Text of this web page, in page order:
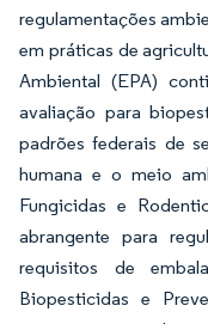
regulamentações
em práticas de
Ambiental (EPA)
avaliação para
padrões federais de
humana e o meio
Fungicidas e
abrangente para
requisitos de
Biopesticidas e